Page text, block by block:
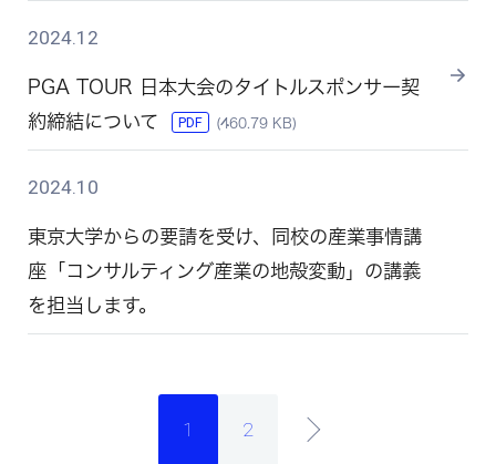
2024.12
PGA TOUR 日本大会のタイトルスポンサー契
約締結について
PDF (460.79 KB)
2024.10
東京大学からの要請を受け、同校の産業事情講
座「コンサルティング産業の地殻変動」の講義
を担当します。
1 2